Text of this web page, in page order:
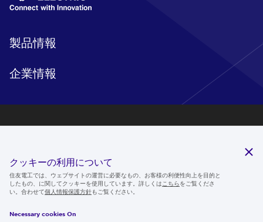
製品情報
企業情報
ニュースルーム
IR情報
採用情報
クッキーの利用について
住友電工では、ウェブサイトの運営に必要なもの、お客様の利便性向上を目的と
したもの、に関してクッキーを使用しています。詳しくは こちらをご覧くださ
い。合わせて個人情報保護方針もご覧ください。
Necessary cookies On